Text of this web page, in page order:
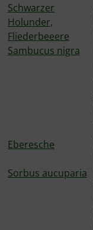
Schwarzer
Holunder,
Fliederbeeere
Sambucus nigra
Eberesche
Sorbus aucuparia